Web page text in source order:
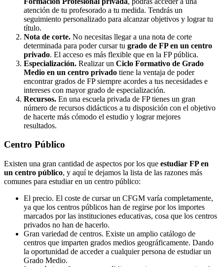
atención de tu profesorado a tu medida. Tendrás un
seguimiento personalizado para alcanzar objetivos y lograr tu
título.
Nota de corte. No necesitas llegar a una nota de corte
determinada para poder cursar tu grado de FP en un centro
privado. El acceso es más flexible que en la FP pública.
Especialización. Realizar un Ciclo Formativo de Grado
Medio en un centro privado tiene la ventaja de poder
encontrar grados de FP siempre acordes a tus necesidades e
intereses con mayor grado de especialización.
Recursos. En una escuela privada de FP tienes un gran
número de recursos didácticos a tu disposición con el objetivo
de hacerte más cómodo el estudio y lograr mejores
resultados.
Centro Público
Existen una gran cantidad de aspectos por los que estudiar FP en
un centro público, y aquí te dejamos la lista de las razones más
comunes para estudiar en un centro público:
El precio. El coste de cursar un CFGM varía completamente,
ya que los centros públicos han de regirse por los importes
marcados por las instituciones educativas, cosa que los centros
privados no han de hacerlo.
Gran variedad de centros. Existe un amplio catálogo de
centros que imparten grados medios geográficamente. Dando
la oportunidad de acceder a cualquier persona de estudiar un
Grado Medio.